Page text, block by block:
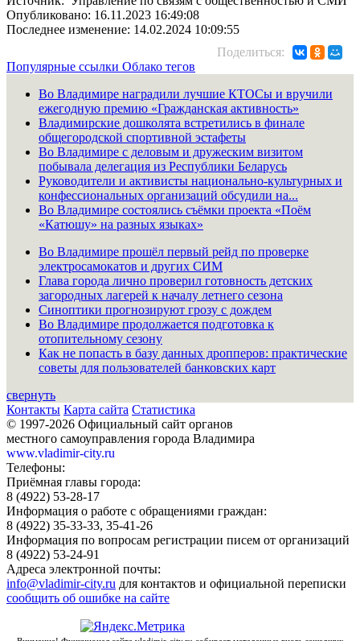
Опубликовано: 16.11.2023 16:49:08
Последнее изменение: 14.02.2024 10:09:55
Поделиться:
Популярные ссылки Облако тегов
Во Владимире наградили лучшие КТОСы и вручили
ежегодную премию «Гражданская активность»
Владимирские дошколята встретились в финале
общегородской спортивной эстафеты
Во Владимире с деловым и дружеским визитом
побывала делегация из Республики Беларусь
Руководители и активисты национально-культурных и
конфессиональных организаций обсудили на...
Во Владимире состоялись съёмки проекта «Поём
«Катюшу» на разных языках»
Во Владимире прошёл первый рейд по проверке
электросамокатов и других СИМ
Глава города лично проверил готовность детских
загородных лагерей к началу летнего сезона
Синоптики прогнозируют грозу с дождем
Во Владимире продолжается подготовка к
отопительному сезону
Как не попасть в базу данных дропперов: практические
советы для пользователей банковских карт
свернуть
Контакты Карта сайта Статистика
© 1997-2026 Официальный сайт органов
местного самоуправления города Владимира
www.vladimir-city.ru
Телефоны:
Приёмная главы города:
8 (4922) 53-28-17
Информация о работе с обращениями граждан:
8 (4922) 35-33-33, 35-41-26
Информация по вопросам регистрации писем от организаций
8 (4922) 53-24-91
Адреса электронной почты:
info@vladimir-city.ru для контактов и официальной переписки
сообщить об ошибке на сайте